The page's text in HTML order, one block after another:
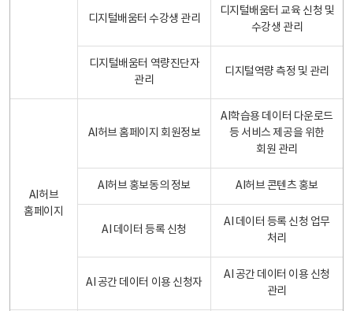
디지털배움터 수강생 관리
디지털배움터 교육 신청 및
수강생 관리
디지털배움터 역량진단자
관리
디지털역량 측정 및 관리
AI허브
홈페이지
AI허브 홈페이지 회원정보
AI학습용 데이터 다운로드
등 서비스 제공을 위한
회원 관리
AI허브 홍보동의 정보 AI허브 콘텐츠 홍보
AI 데이터 등록 신청
AI 데이터 등록 신청 업무
처리
AI 공간 데이터 이용 신청자
AI 공간 데이터 이용 신청
관리